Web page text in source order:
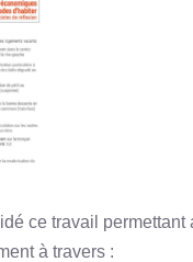
ce travail
à travers :